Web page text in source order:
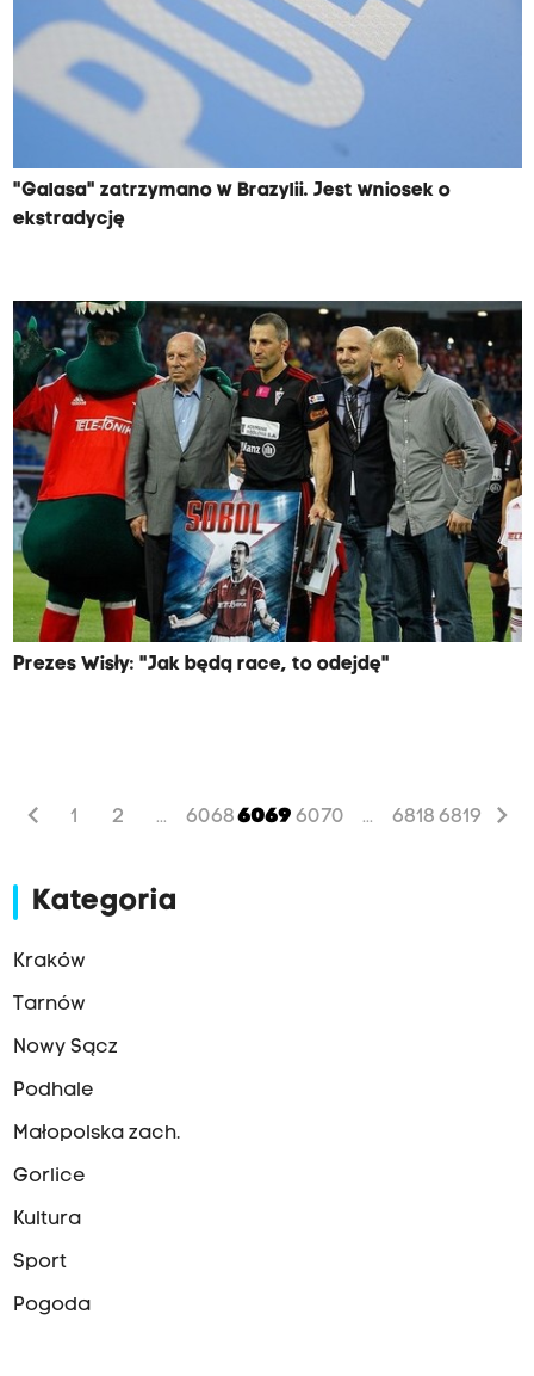
"Galasa" zatrzymano w Brazylii. Jest wniosek o
ekstradycję
Prezes Wisły: "Jak będą race, to odejdę"
chevron_left 1 2 ... 6068 6069 6070 ... 6818 6819 chevron_right
Kategoria
Kraków
Tarnów
Nowy Sącz
Podhale
Małopolska zach.
Gorlice
Kultura
Sport
Pogoda